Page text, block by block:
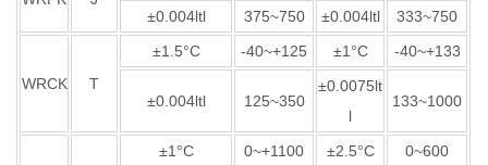
±0.004ltl
375~750 ±0.004ltl 333~750
WRCK T
±1.5°C -40~+125 ±1°C -40~+133
±0.004ltl 125~350
±0.0075lt
l
133~1000
±1°C 0~+1100 ±2.5°C
0~600